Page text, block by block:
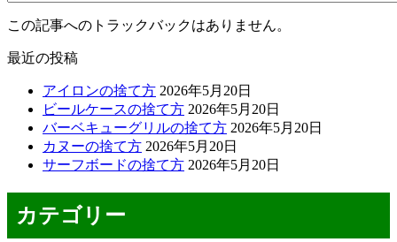
この記事へのトラックバックはありません。
最近の投稿
アイロンの捨て方 2026年5月20日
ビールケースの捨て方 2026年5月20日
バーベキューグリルの捨て方 2026年5月20日
カヌーの捨て方 2026年5月20日
サーフボードの捨て方 2026年5月20日
カテゴリー